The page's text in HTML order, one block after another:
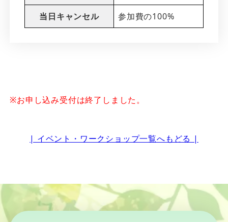
当日キャンセル 参加費の100%
※お申し込み受付は終了しました。
| イベント・ワークショップ一覧へもどる |